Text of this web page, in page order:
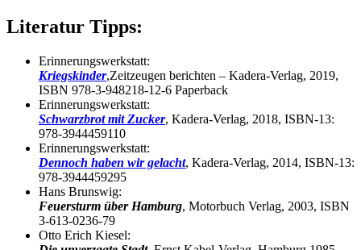
Literatur Tipps:
Erinnerungswerkstatt:
Kriegskinder,Zeitzeugen berichten – Kadera-Verlag, 2019,
ISBN 978-3-948218-12-6 Paperback
Erinnerungswerkstatt:
Schwarzbrot mit Zucker, Kadera-Verlag, 2018, ISBN-13:
978-3944459110
Erinnerungswerkstatt:
Dennoch haben wir gelacht, Kadera-Verlag, 2014, ISBN-13:
978-3944459295
Hans Brunswig:
Feuersturm über Hamburg, Motorbuch Verlag, 2003, ISBN
3-613-0236-79
Otto Erich Kiesel: